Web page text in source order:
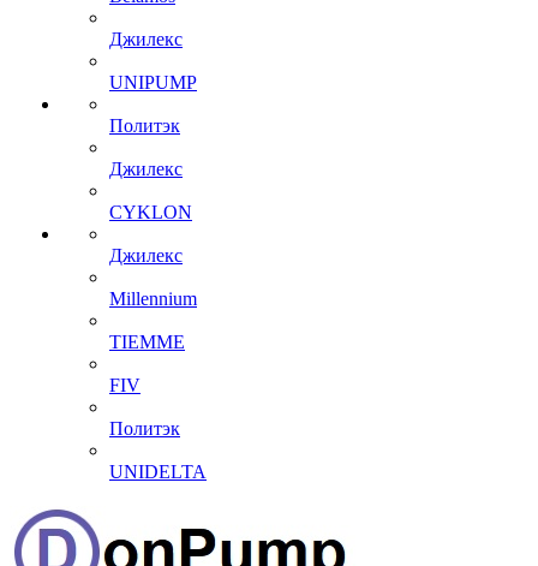
Джилекс
UNIPUMP
Политэк
Джилекс
CYKLON
Джилекс
Millennium
TIEMME
FIV
Политэк
UNIDELTA